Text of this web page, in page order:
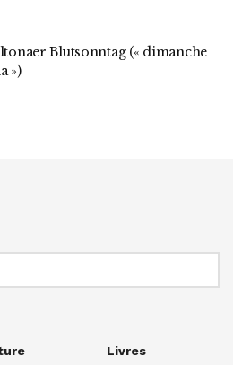
Blutsonntag (« dimanche
»)
Livres